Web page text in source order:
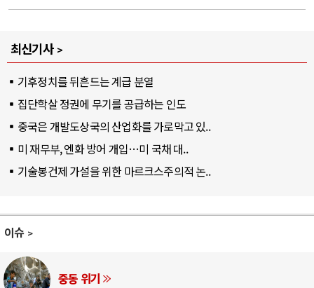
최신기사
기후정치를 뒤흔드는 계급 분열
집단학살 정권에 무기를 공급하는 인도
중국은 개발도상국의 산업화를 가로막고 있..
미 재무부, 엔화 방어 개입…미 국채 대..
기술봉건제 가설을 위한 마르크스주의적 논..
이슈
AI와 인간